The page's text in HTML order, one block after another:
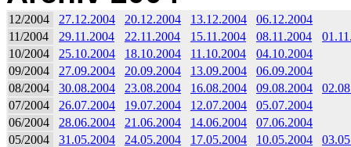
12/2004 27.12.2004 20.12.2004 13.12.2004
06.12.2004
11/2004
29.11.2004 22.11.2004 15.11.2004 08.11.2004
10/2004
25.10.2004 18.10.2004 11.10.2004
04.10.2004
09/2004
27.09.2004 20.09.2004 13.09.2004
06.09.2004
08/2004
30.08.2004 23.08.2004 16.08.2004 09.08.2004
07/2004
26.07.2004 19.07.2004 12.07.2004
05.07.2004
06/2004
28.06.2004 21.06.2004 14.06.2004
07.06.2004
05/2004
31.05.2004 24.05.2004 17.05.2004 10.05.2004